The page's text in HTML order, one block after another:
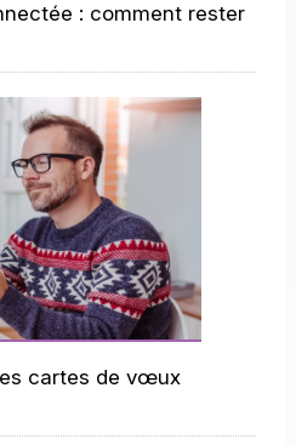
: comment rester
cartes de vœux